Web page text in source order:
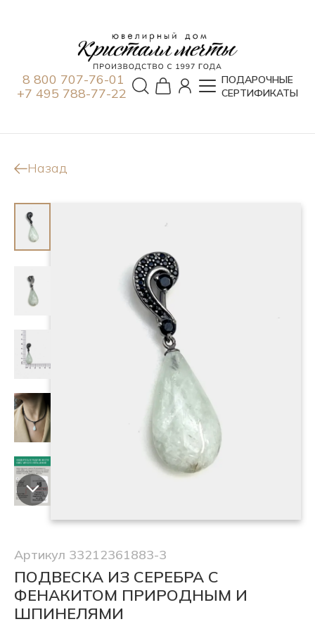
8 800 707-76-01
+7 495 788-77-22
ПОДАРОЧНЫЕ
СЕРТИФИКАТЫ
Назад
Артикул 33212361883-3
ПОДВЕСКА ИЗ СЕРЕБРА С
ФЕНАКИТОМ ПРИРОДНЫМ И
ШПИНЕЛЯМИ